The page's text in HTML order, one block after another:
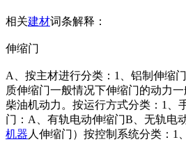
相关建材词条解释：
伸缩门
A、按主材进行分类：1、铝制伸缩
质伸缩门一般情况下伸缩门的动力
柴油机动力。按运行方式分类：1、
门：A、有轨电动伸缩门B、无轨电
机器 人伸缩门）按控制系统分类：1